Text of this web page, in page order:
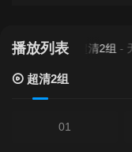
播放列表
前资源来源超清2组- 无
超清2组
01